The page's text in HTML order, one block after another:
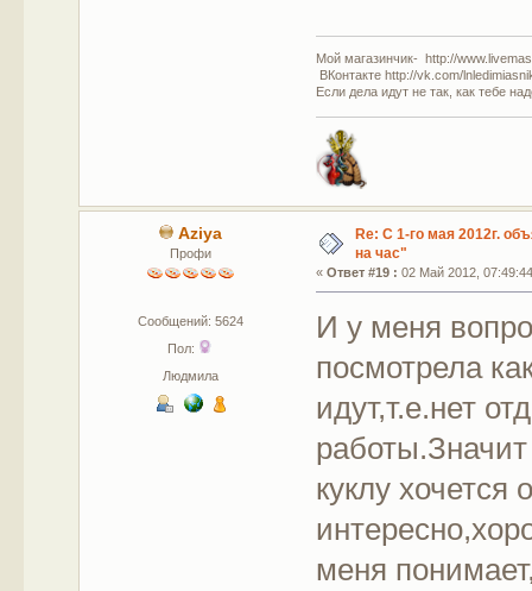
Мой магазинчик- http://
ВКонтакте http://vk.com/
Если дела идут не так, как тебе
Aziya
Профи
Сообщений: 5624
Пол:
Людмила
Re: С 1-го мая 2012г.
на час"
«Ответ #19 : 02 Май 2012,
И у меня
посмотрела
идут,т.е.нет
куклу хочется
меня